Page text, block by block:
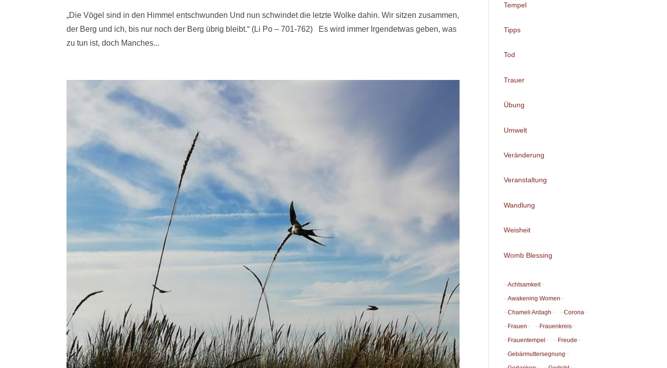
„Die Vögel sind in den Himmel entschwunden Und nun schwindet die letzte Wolke dahin. Wir sitzen zusammen,
der Berg und ich, bis nur noch der Berg übrig bleibt.“ (Li Po – 701-762) Es wird immer Irgendetwas geben, was
zu tun ist, doch Manches...
Tempel
Tipps
Tod
Trauer
Übung
Umwelt
Veränderung
Veranstaltung
Wandlung
Weisheit
Womb Blessing
Achtsamkeit
Awakening Women
Chameli Ardagh
Corona
Frauen
Frauenkreis
Frauentempel
Freude
Gebärmuttersegnung